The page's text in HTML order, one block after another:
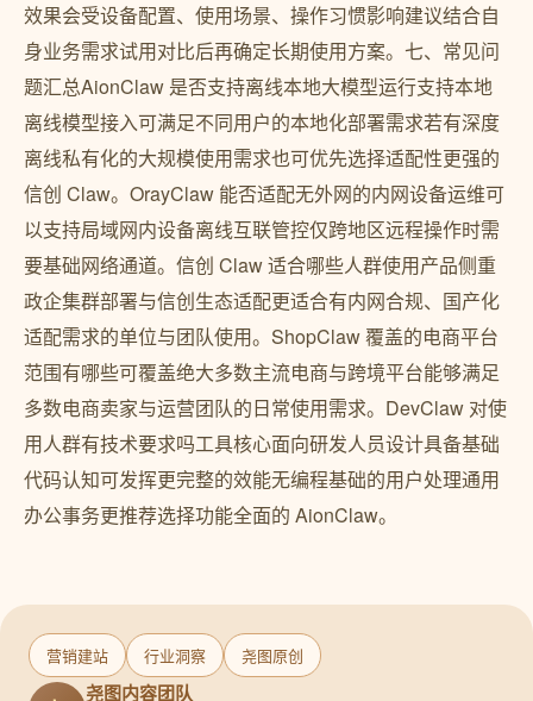
效果会受设备配置、使用场景、操作习惯影响建议结合自
身业务需求试用对比后再确定长期使用方案。七、常见问
题汇总AionClaw 是否支持离线本地大模型运行支持本地
离线模型接入可满足不同用户的本地化部署需求若有深度
离线私有化的大规模使用需求也可优先选择适配性更强的
信创 Claw。OrayClaw 能否适配无外网的内网设备运维可
以支持局域网内设备离线互联管控仅跨地区远程操作时需
要基础网络通道。信创 Claw 适合哪些人群使用产品侧重
政企集群部署与信创生态适配更适合有内网合规、国产化
适配需求的单位与团队使用。ShopClaw 覆盖的电商平台
范围有哪些可覆盖绝大多数主流电商与跨境平台能够满足
多数电商卖家与运营团队的日常使用需求。DevClaw 对使
用人群有技术要求吗工具核心面向研发人员设计具备基础
代码认知可发挥更完整的效能无编程基础的用户处理通用
办公事务更推荐选择功能全面的 AionClaw。
营销建站 行业洞察 尧图原创
尧图内容团队